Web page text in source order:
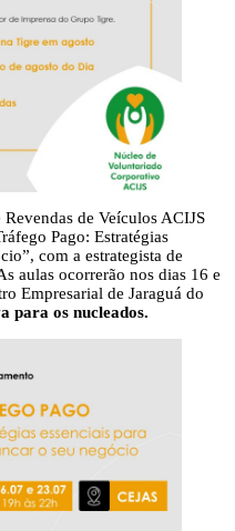
de Veículos ACIJS
Pago: Estratégias
com a estrategista de
aulas ocorrerão nos dias 16 e
Empresarial de Jaraguá do
para os nucleados.